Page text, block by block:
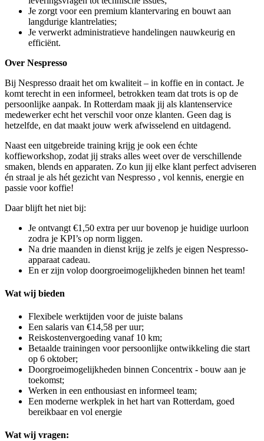
Je zorgt voor een premium klantervaring en bouwt aan
langdurige klantrelaties;
Je verwerkt administratieve handelingen nauwkeurig en
efficiënt.
Over Nespresso
Bij Nespresso draait het om kwaliteit – in koffie en in contact. Je
komt terecht in een informeel, betrokken team dat trots is op de
persoonlijke aanpak. In Rotterdam maak jij als klantenservice
medewerker echt het verschil voor onze klanten. Geen dag is
hetzelfde, en dat maakt jouw werk afwisselend en uitdagend.
Naast een uitgebreide training krijg je ook een échte
koffieworkshop, zodat jij straks alles weet over de verschillende
smaken, blends en apparaten. Zo kun jij elke klant perfect adviseren
én straal je als hét gezicht van Nespresso , vol kennis, energie en
passie voor koffie!
Daar blijft het niet bij:
Je ontvangt €1,50 extra per uur bovenop je huidige uurloon
zodra je KPI’s op norm liggen.
Na drie maanden in dienst krijg je zelfs je eigen Nespresso-
apparaat cadeau.
En er zijn volop doorgroeimogelijkheden binnen het team!
Wat wij bieden
Flexibele werktijden voor de juiste balans
Een salaris van €14,58 per uur;
Reiskostenvergoeding vanaf 10 km;
Betaalde trainingen voor persoonlijke ontwikkeling die start
op 6 oktober;
Doorgroeimogelijkheden binnen Concentrix - bouw aan je
toekomst;
Werken in een enthousiast en informeel team;
Een moderne werkplek in het hart van Rotterdam, goed
bereikbaar en vol energie
Wat wij vragen: